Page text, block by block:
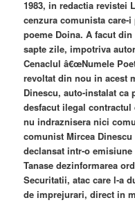
1983, in redactia revistei
cenzura comunista care-
poeme Doina. A facut
sapte zile, impotriva
Cenaclul â€œNumele
revoltat din nou in acest
Dinescu, auto-instalat
desfacut ilegal contractul
nu indraznisera nici
comunist Mircea
declansat intr-o
Tanase dezinformarea
Securitatii, atac care l-a
de imprejurari, direct in